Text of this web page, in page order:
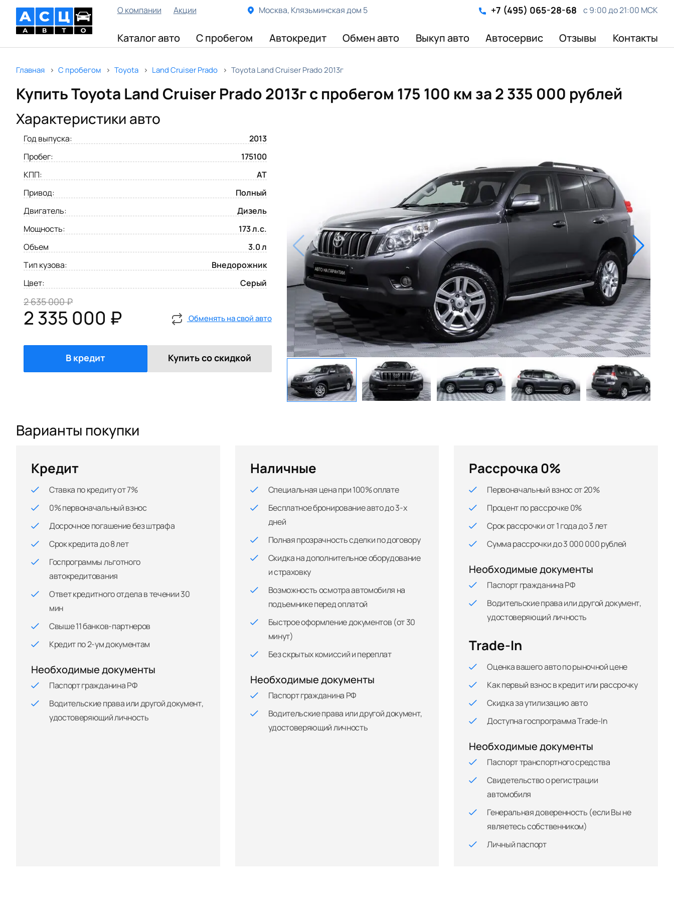
О компании Акции Москва, Клязьминская дом 5 +7 (495) 065-28-68 с 9:00 до 21:00 МСК
Каталог авто С пробегом Автокредит Обмен авто Выкуп авто Автосервис Отзывы Контакты
Главная С пробегом Toyota Land Cruiser Prado Toyota Land Cruiser Prado 2013г
Купить Toyota Land Cruiser Prado 2013г с пробегом 175 100 км за 2 335 000 рублей
Характеристики авто
Год выпуска:
2013
Пробег:
175100
КПП:
AT
Привод:
Полный
Двигатель:
Дизель
Мощность:
173 л.с.
Объем
3.0 л
Тип кузова:
Внедорожник
Цвет:
Серый
2 635 000 ₽
2 335 000 ₽ Обменять на свой авто
В кредит Купить со скидкой
Варианты покупки
Кредит
Ставка по кредиту от 7%
0% первоначальный взнос
Досрочное погашение без штрафа
Срок кредита до 8 лет
Госпрограммы льготного
автокредитования
Ответ кредитного отдела в течении 30
мин
Свыше 11 банков-партнеров
Кредит по 2-ум документам
Необходимые документы
Паспорт гражданина РФ
Водительские права или другой документ,
удостоверяющий личность
Наличные
Специальная цена при 100% оплате
Бесплатное бронирование авто до 3-х
дней
Полная прозрачность сделки по договору
Скидка на дополнительное оборудование
и страховку
Возможность осмотра автомобиля на
подъемнике перед оплатой
Быстрое оформление документов (от 30
минут)
Без скрытых комиссий и переплат
Необходимые документы
Паспорт гражданина РФ
Водительские права или другой документ,
удостоверяющий личность
Рассрочка 0%
Первоначальный взнос от 20%
Процент по рассрочке 0%
Срок рассрочки от 1 года до 3 лет
Сумма рассрочки до 3 000 000 рублей
Необходимые документы
Паспорт гражданина РФ
Водительские права или другой документ,
удостоверяющий личность
Trade-In
Оценка вашего авто по рыночной цене
Как первый взнос в кредит или рассрочку
Скидка за утилизацию авто
Доступна госпрограмма Trade-In
Необходимые документы
Паспорт транспортного средства
Свидетельство о регистрации
автомобиля
Генеральная доверенность (если Вы не
являетесь собственником)
Личный паспорт